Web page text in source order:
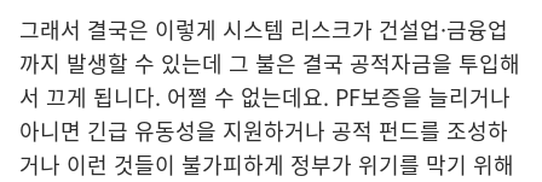
그래서 결국은 이렇게 시스템 리스크가 건설업·금융업
까지 발생할 수 있는데 그 불은 결국 공적자금을 투입해
서 끄게 됩니다. 어쩔 수 없는데요. PF보증을 늘리거나
아니면 긴급 유동성을 지원하거나 공적 펀드를 조성하
거나 이런 것들이 불가피하게 정부가 위기를 막기 위해